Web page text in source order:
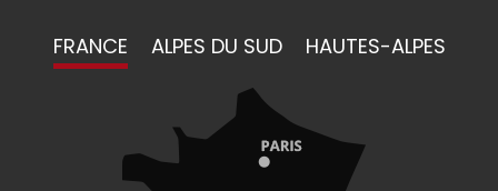
FRANCE ALPES DU SUD HAUTES-ALPES